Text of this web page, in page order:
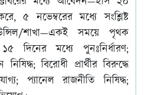
৫ নভেম্বরের মধ্যে সংশ্লিষ্ট
শাখা—একই সময়ে পৃথক
দিনের মধ্যে পুনঃনির্ধারণ;
বিরোধী প্রার্থীর বিরুদ্ধে
প্যানেল রাজনীতি নিষিদ্ধ;